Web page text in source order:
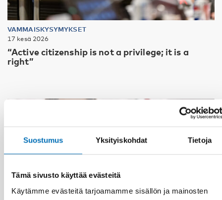
Suostumus Yksityiskohdat Tietoja
Tämä sivusto käyttää evästeitä
Käytämme evästeitä tarjoamamme sisällön ja mainosten
VAMMAISKYSYMYKSET
17 kesä 2026
“Active citizenship is not a privilege; it is a
right”